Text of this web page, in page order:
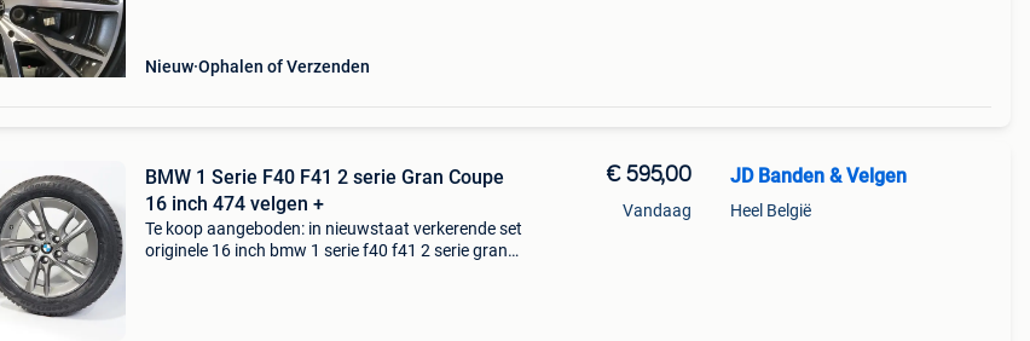
Nieuw Ophalen of Verzenden
BMW 1 Serie F40 F41 2 serie Gran Coupe
16 inch 474 velgen +
Te koop aangeboden: in nieuwstaat verkerende set
originele 16 inch bmw 1 serie f40 f41 2 serie gran
€ 595,00
Vandaag
JD Banden & Velgen
Heel België